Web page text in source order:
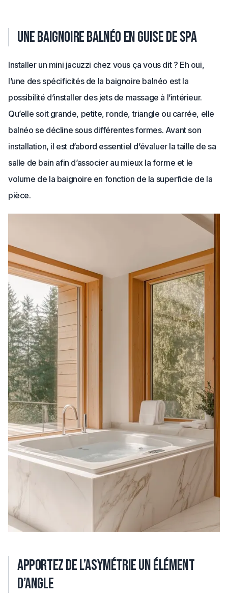
Une baignoire balnéo en guise de spa
Installer un mini jacuzzi chez vous ça vous dit ? Eh oui,
l’une des spécificités de la baignoire balnéo est la
possibilité d’installer des jets de massage à l’intérieur.
Qu’elle soit grande, petite, ronde, triangle ou carrée, elle
balnéo se décline sous différentes formes. Avant son
installation, il est d’abord essentiel d’évaluer la taille de sa
salle de bain afin d’associer au mieux la forme et le
volume de la baignoire en fonction de la superficie de la
pièce.
Apportez de l’asymétrie un élément
d’angle